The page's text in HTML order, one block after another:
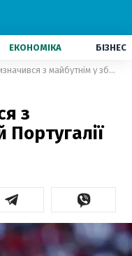
ЕКОНОМІКА БІЗНЕС
Роналду визначився з майбутнім у збірній Португалії
з
Португалії